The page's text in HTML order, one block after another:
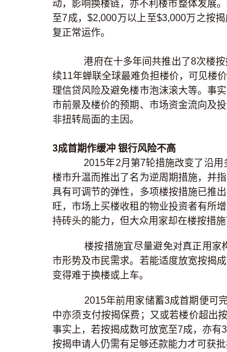
动，影响换楼链，亦不利楼市整体发展
至7成，$2,000万以上至$3,000万之按
复正常运作。
港府在十多年间共推出了8次楼
续11年蝉联全球最难负担楼价，可见楼
理信贷风险及避免楼市泡沫滚大等。事
市前景及楼价的预期、市场资金流向及
非扭转局面的主因。
3成首期作缓冲 银行风险不高
2015年2月第7轮措施改变了沿
楼市升温而推出了名为逆周期措施，并
具有可调节的弹性，多项楼按措施已推
旺，市场上买楼收租的物业投资者有所
持砖头的能力，但大众用家却在楼按措
楼按措施宜尽量避免对真正用家
市形势及市民需求。若能适度放宽按揭
变得难于换楼或上车。
2015年前用家储蓄3成首期便可
中亦须支付按揭保费；又或若楼价超出
事实上，若按揭成数可放宽至7成，亦有
按揭申请人仍需有足够还款能力才可获批